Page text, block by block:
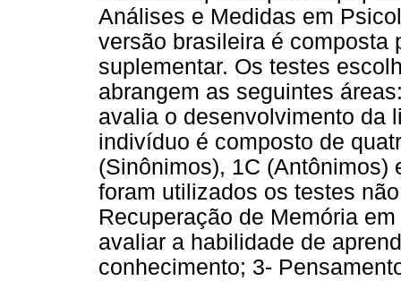
Análises e Medidas em
versão brasileira é composta
suplementar. Os testes
abrangem as seguintes
avalia o desenvolvimento da
indivíduo é composto de
(Sinônimos), 1C (Antônimos)
foram utilizados os testes
Recuperação de Memória
avaliar a habilidade de
conhecimento; 3-